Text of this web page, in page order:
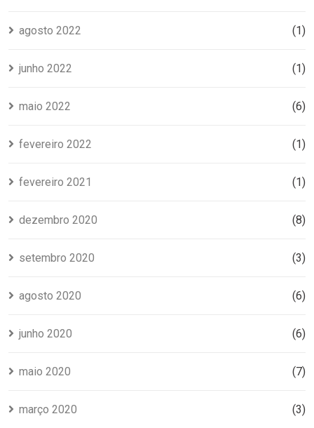
agosto 2022 (1)
junho 2022 (1)
maio 2022 (6)
fevereiro 2022 (1)
fevereiro 2021 (1)
dezembro 2020 (8)
setembro 2020 (3)
agosto 2020 (6)
junho 2020 (6)
maio 2020 (7)
março 2020 (3)